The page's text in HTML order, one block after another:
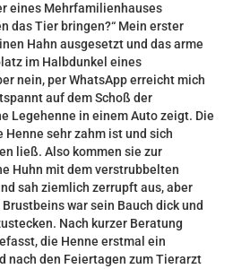
eines Mehrfamilienhauses
das Tier bringen?“ Mein erster
Hahn ausgesetzt und das arme
im Halbdunkel eines
nein, per WhatsApp erreicht mich
auf dem Schoß der
Legehenne in einem Auto zeigt. Die
sehr zahm ist und sich
ließ. Also kommen sie zur
Huhn mit dem verstrubbelten
sah ziemlich zerrupft aus, aber
war sein Bauch dick und
Nach kurzer Beratung
die Henne erstmal ein
nach den Feiertagen zum Tierarzt